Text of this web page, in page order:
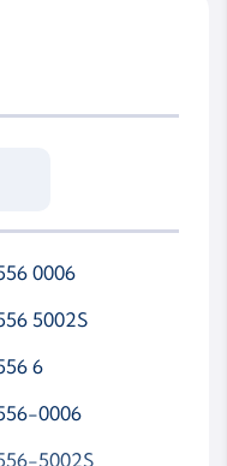
0006
5002S
6
0006
5002S